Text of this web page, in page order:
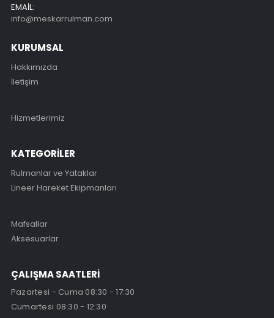
EMAIL:
info@meskarrulman.com
KURUMSAL
Hakkımızda
İletişim
Hizmetlerimiz
KATEGORİLER
Rulmanlar ve Yataklar
Lineer Hareket Ekipmanları
Mafsallar
Aksesuarlar
ÇALIŞMA SAATLERİ
Pazartesi - Cuma 08:30 - 17:30
Cumartesi 08:30 - 12:30